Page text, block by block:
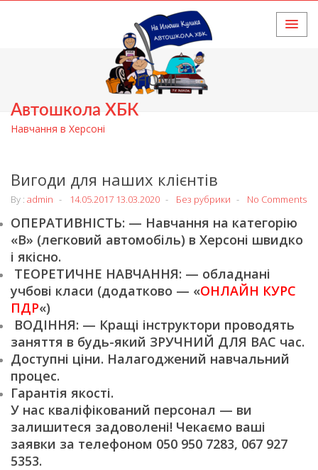
Автошкола ХБК
Навчання в Херсоні
HOME
Вигоди для наших клієнтів
By : admin 14.05.2017 13.03.2020 Без рубрики No Comments
ОПЕРАТИВНІСТЬ: — Навчання на категорію
«В» (легковий автомобіль) в Херсоні швидко
і якісно.
ТЕОРЕТИЧНЕ НАВЧАННЯ: — обладнані
учбові класи (додатково — «ОНЛАЙН КУРС
ПДР«)
ВОДІННЯ: — Кращі інструктори проводять
заняття в будь-який ЗРУЧНИЙ ДЛЯ ВАС час.
Доступні ціни. Налагоджений навчальний
процес.
Гарантія якості.
У нас кваліфікований персонал — ви
залишитеся задоволені! Чекаємо ваші
заявки за телефоном 050 950 7283, 067 927
5353.